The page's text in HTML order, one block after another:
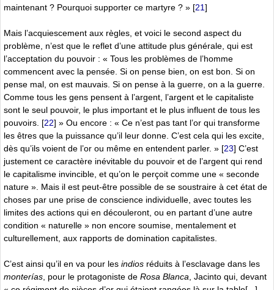
maintenant ? Pourquoi supporter ce martyre ? » [21]
Mais l’acquiescement aux règles, et voici le second aspect du
problème, n’est que le reflet d’une attitude plus générale, qui est
l’acceptation du pouvoir : « Tous les problèmes de l’homme
commencent avec la pensée. Si on pense bien, on est bon. Si on
pense mal, on est mauvais. Si on pense à la guerre, on a la guerre.
Comme tous les gens pensent à l’argent, l’argent et le capitaliste
sont le seul pouvoir, le plus important et le plus influent de tous les
pouvoirs. [22] » Ou encore : « Ce n’est pas tant l’or qui transforme
les êtres que la puissance qu’il leur donne. C’est cela qui les excite,
dès qu’ils voient de l’or ou même en entendent parler. » [23] C’est
justement ce caractère inévitable du pouvoir et de l’argent qui rend
le capitalisme invincible, et qu’on le perçoit comme une « seconde
nature ». Mais il est peut-être possible de se soustraire à cet état de
choses par une prise de conscience individuelle, avec toutes les
limites des actions qui en découleront, ou en partant d’une autre
condition « naturelle » non encore soumise, mentalement et
culturellement, aux rapports de domination capitalistes.
C’est ainsi qu’il en va pour les indios réduits à l’esclavage dans les
monterías , pour le protagoniste de Rosa Blanca , Jacinto qui, devant